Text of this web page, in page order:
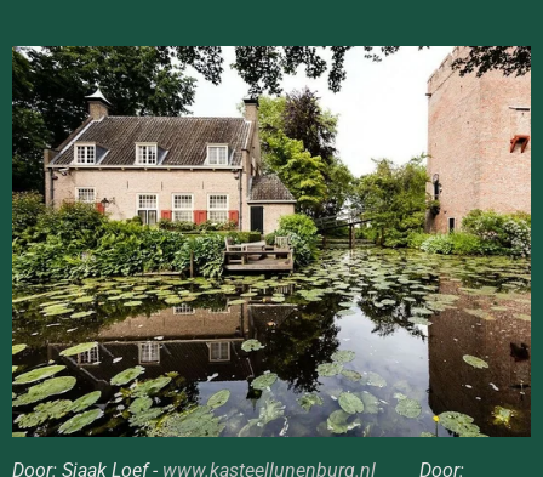
Door: Sjaak Loef - www.kasteellunenburg.nl Door: